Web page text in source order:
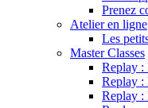
Prenez
Atelier en ligne
Les
Master Classes
Replay :
Replay :
Replay :